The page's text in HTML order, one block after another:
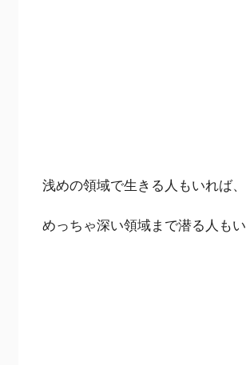
浅めの領域で生きる人もいれば、
めっちゃ深い領域まで潜る人もい